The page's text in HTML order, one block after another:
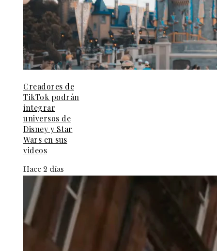
Creadores de
TikTok podrán
integrar
universos de
Disney y Star
Wars en sus
videos
Hace 2 días